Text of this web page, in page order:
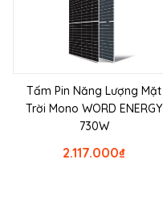
Tấm Pin Năng Lượng Mặt
Trời Mono WORD ENERGY
730W
₫
2.117.000